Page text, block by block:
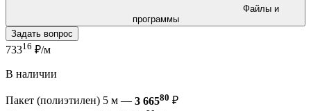
программы
Задать вопрос
73316 ₽/м
В наличии
Пакет (полиэтилен) 5 м — 3 66580 ₽